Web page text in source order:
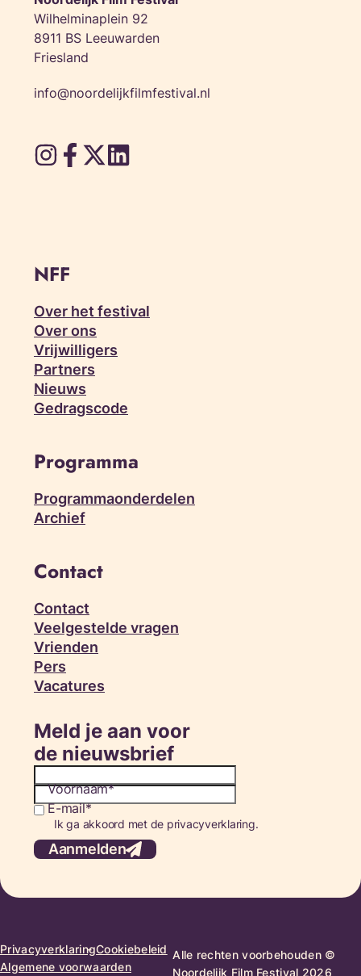
Wilhelminaplein 92
8911 BS Leeuwarden
Friesland
info@noordelijkfilmfestival.nl
NFF
Over het festival
Over ons
Vrijwilligers
Partners
Nieuws
Gedragscode
Programma
Programmaonderdelen
Archief
Contact
Contact
Veelgestelde vragen
Vrienden
Pers
Vacatures
Meld je aan voor
de nieuwsbrief
Voornaam
E-mail
Consent
Ik ga akkoord met de privacyverklaring.
Aanmelden
PrivacyverklaringCookiebeleid
Algemene voorwaarden
Alle rechten voorbehouden ©
Noordelijk Film Festival 2026